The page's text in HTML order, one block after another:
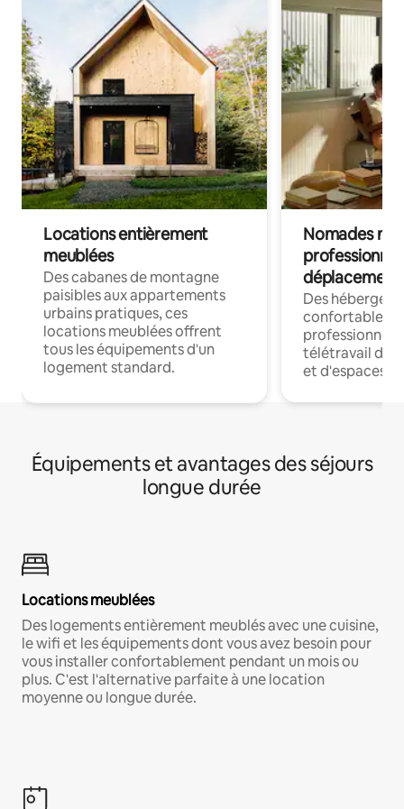
Locations entièrement
meublées
Des cabanes de montagne
paisibles aux appartements
urbains pratiques, ces
locations meublées offrent
tous les équipements d'un
logement standard.
Nomades
déplacement
Des
confortables
professionnels
télétravail
et d'espaces
Équipements et avantages des séjours
longue durée
Locations meublées
Des logements entièrement meublés avec une cuisine,
le wifi et les équipements dont vous avez besoin pour
vous installer confortablement pendant un mois ou
plus. C'est l'alternative parfaite à une location
moyenne ou longue durée.